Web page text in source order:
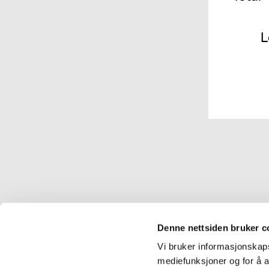
Denne nettsiden bruker
Vi bruker
mediefunksjoner og for å